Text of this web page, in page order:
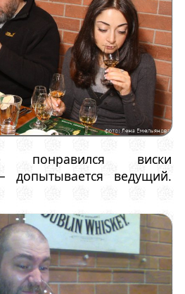
понравился виски
допытывается ведущий.